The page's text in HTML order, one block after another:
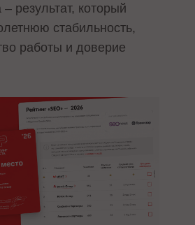
результат, который
стабильность,
работы и доверие